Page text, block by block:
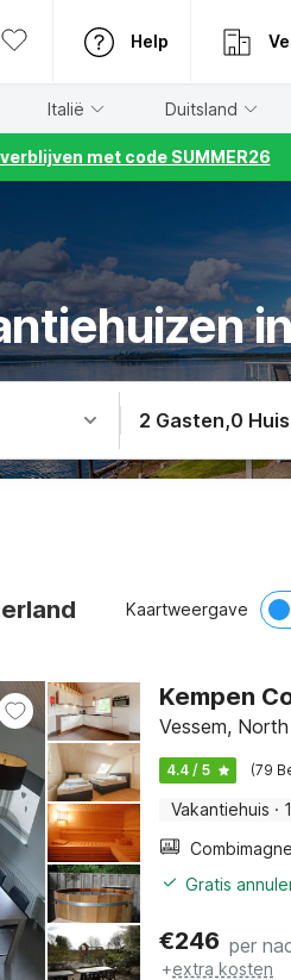
Help
Italië Duitsland
met code SUMMER26
2 Gasten,0
Kaartweergave
Kempen
Vessem,
4.4 / 5 (79
Vakantiehuis ·
Gratis
€246 per
+extra kosten